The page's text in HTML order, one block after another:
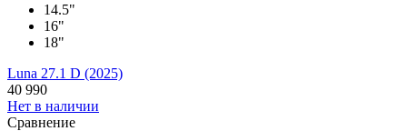
14.5"
16"
18"
Luna 27.1 D (2025)
40 990
Нет в наличии
Сравнение